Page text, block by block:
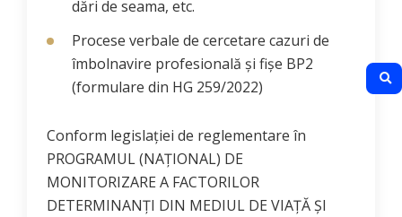
dări de seama, etc.
Procese verbale de cercetare cazuri de
îmbolnavire profesională și fișe BP2
(formulare din HG 259/2022)
Conform legislației de reglementare în
PROGRAMUL (NAŢIONAL) DE
MONITORIZARE A FACTORILOR
DETERMINANŢI DIN MEDIUL DE VIAŢĂ ŞI